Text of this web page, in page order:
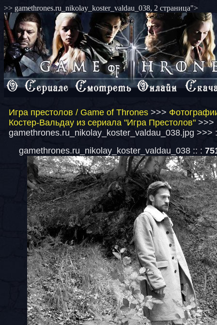
>> gamethrones.ru_nikolay_koster_valdau_038, 2 страница">
Игра престолов / Game of Thrones >>>
Костер-Вальдау из сериала "Игра Престолов" >>>
gamethrones.ru_nikolay_koster_valdau_038.jpg >>>
gamethrones.ru_nikolay_koster_valdau_038 :: :